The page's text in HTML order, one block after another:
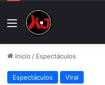
Menu
Inicio / Espectáculos
Espectáculos Viral